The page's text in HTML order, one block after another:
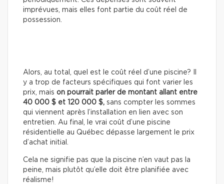
imprévues, mais elles font partie du coût réel de
possession.
Alors, au total, quel est le coût réel d’une piscine? Il
y a trop de facteurs spécifiques qui font varier les
prix, mais on pourrait parler de montant allant entre
40 000 $ et 120 000 $, sans compter les sommes
qui viennent après l’installation en lien avec son
entretien. Au final, le vrai coût d’une piscine
résidentielle au Québec dépasse largement le prix
d’achat initial.
Cela ne signifie pas que la piscine n’en vaut pas la
peine, mais plutôt qu’elle doit être planifiée avec
réalisme!